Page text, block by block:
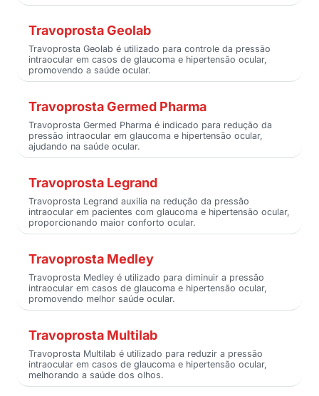
Travoprosta Geolab
Travoprosta Geolab é utilizado para controle da pressão
intraocular em casos de glaucoma e hipertensão ocular,
promovendo a saúde ocular.
Travoprosta Germed Pharma
Travoprosta Germed Pharma é indicado para redução da
pressão intraocular em glaucoma e hipertensão ocular,
ajudando na saúde ocular.
Travoprosta Legrand
Travoprosta Legrand auxilia na redução da pressão
intraocular em pacientes com glaucoma e hipertensão ocular,
proporcionando maior conforto ocular.
Travoprosta Medley
Travoprosta Medley é utilizado para diminuir a pressão
intraocular em casos de glaucoma e hipertensão ocular,
promovendo melhor saúde ocular.
Travoprosta Multilab
Travoprosta Multilab é utilizado para reduzir a pressão
intraocular em casos de glaucoma e hipertensão ocular,
melhorando a saúde dos olhos.